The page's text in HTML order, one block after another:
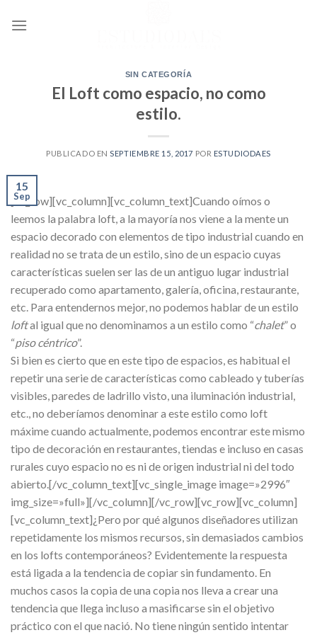
SIN CATEGORÍA
El Loft como espacio, no como
estilo.
PUBLICADO EN SEPTIEMBRE 15, 2017 POR ESTUDIODAES
15
Sep
[vc_row][vc_column][vc_column_text]Cuando oímos o
leemos la palabra loft, a la mayoría nos viene a la mente un
espacio decorado con elementos de tipo industrial cuando en
realidad no se trata de un estilo, sino de un espacio cuyas
características suelen ser las de un antiguo lugar industrial
recuperado como apartamento, galería, oficina, restaurante,
etc. Para entendernos mejor, no podemos hablar de un estilo
loftal igual que no denominamos a un estilo como “chalet” o
“piso céntrico”.
Si bien es cierto que en este tipo de espacios, es habitual el
repetir una serie de características como cableado y tuberías
visibles, paredes de ladrillo visto, una iluminación industrial,
etc., no deberíamos denominar a este estilo como loft
máxime cuando actualmente, podemos encontrar este mismo
tipo de decoración en restaurantes, tiendas e incluso en casas
rurales cuyo espacio no es ni de origen industrial ni del todo
abierto.[/vc_column_text][vc_single_image image=»2996″
img_size=»full»][/vc_column][/vc_row][vc_row][vc_column]
[vc_column_text]¿Pero por qué algunos diseñadores utilizan
repetidamente los mismos recursos, sin demasiados cambios
en los lofts contemporáneos? Evidentemente la respuesta
está ligada a la tendencia de copiar sin fundamento. En
muchos casos la copia de una copia nos lleva a crear una
tendencia que llega incluso a masificarse sin el objetivo
práctico con el que nació. No tiene ningún sentido intentar